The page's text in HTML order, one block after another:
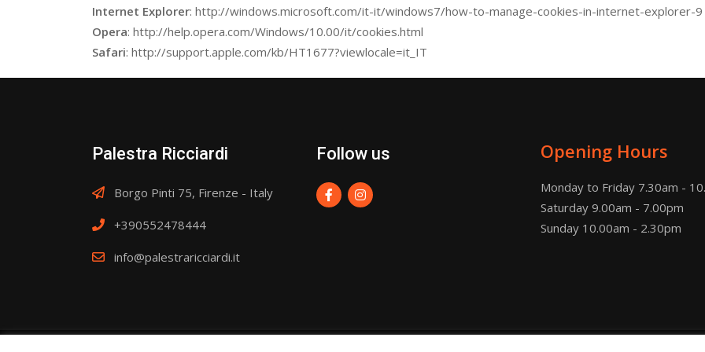
Internet Explorer: http://windows.microsoft.com/it-it/windows7/how-to-manage-cookies-in-internet-explorer-9
Opera: http://help.opera.com/Windows/10.00/it/cookies.html
Safari: http://support.apple.com/kb/HT1677?viewlocale=it_IT
Palestra Ricciardi
Borgo Pinti 75, Firenze - Italy
+390552478444
info@palestraricciardi.it
Follow us Opening Hours
Monday to Friday 7.30am -
Saturday 9.00am - 7.00pm
Sunday 10.00am - 2.30pm